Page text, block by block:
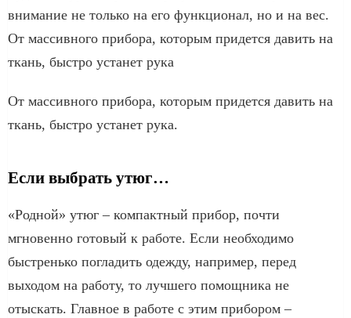
внимание не только на его функционал, но и на вес.
От массивного прибора, которым придется давить на
ткань, быстро устанет рука
От массивного прибора, которым придется давить на
ткань, быстро устанет рука.
Если выбрать утюг…
«Родной» утюг – компактный прибор, почти
мгновенно готовый к работе. Если необходимо
быстренько погладить одежду, например, перед
выходом на работу, то лучшего помощника не
отыскать. Главное в работе с этим прибором –